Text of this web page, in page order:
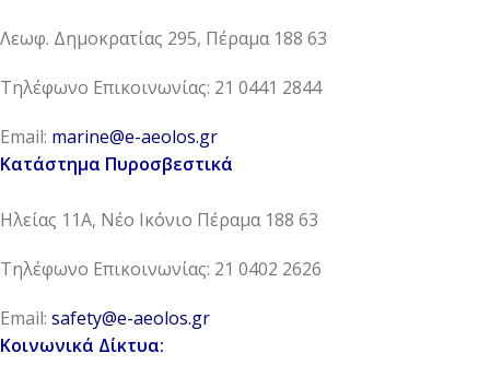
Λεωφ. Δημοκρατίας 295, Πέραμα 188 63
Τηλέφωνο Επικοινωνίας: 21 0441 2844
Email: marine@e-aeolos.gr
Κατάστημα Πυροσβεστικά
Ηλείας 11Α, Νέο Ικόνιο Πέραμα 188 63
Τηλέφωνο Επικοινωνίας: 21 0402 2626
Email: safety@e-aeolos.gr
Κοινωνικά Δίκτυα: